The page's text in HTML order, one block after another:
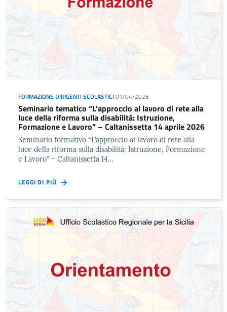
FORMAZIONE DIRIGENTI SCOLASTICI01/04/2026
Seminario tematico “L’approccio al lavoro di rete alla
luce della riforma sulla disabilità: Istruzione,
Formazione e Lavoro” – Caltanissetta 14 aprile 2026
Seminario formativo “L’approccio al lavoro di rete alla
luce della riforma sulla disabilità: Istruzione, Formazione
e Lavoro” – Caltanissetta 14…
LEGGI DI PIÙ